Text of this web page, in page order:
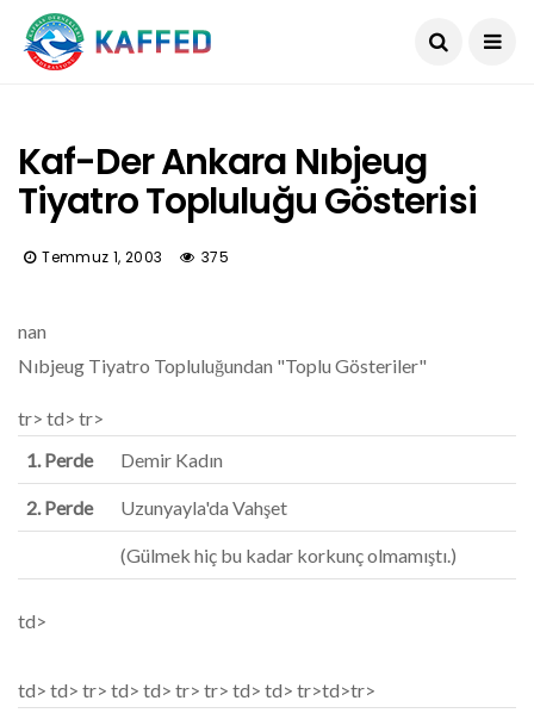
Kaf-Der Ankara Nıbjeug
Tiyatro Topluluğu Gösterisi
Temmuz 1, 2003 375
nan
Nıbjeug Tiyatro Topluluğundan "Toplu Gösteriler"
tr> td> tr>
1. Perde
Demir Kadın
2. Perde Uzunyayla'da Vahşet
(Gülmek hiç bu kadar korkunç olmamıştı.)
td>
td> td> tr> td> td> tr> tr> td> td> tr>td>tr>